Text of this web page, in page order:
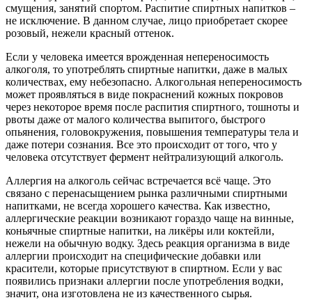
смущения, занятий спортом. Распитие спиртных напитков –
не исключение. В данном случае, лицо приобретает скорее
розовый, нежели красный оттенок.
Если у человека имеется врожденная непереносимость
алкоголя, то употреблять спиртные напитки, даже в малых
количествах, ему небезопасно. Алкогольная непереносимость
может проявляться в виде покраснений кожных покровов
через некоторое время после распития спиртного, тошноты и
рвоты даже от малого количества выпитого, быстрого
опьянения, головокружения, повышения температуры тела и
даже потери сознания. Все это происходит от того, что у
человека отсутствует фермент нейтрализующий алкоголь.
Аллергия на алкоголь сейчас встречается всё чаще. Это
связано с перенасыщением рынка различными спиртными
напитками, не всегда хорошего качества. Как известно,
аллергические реакции возникают гораздо чаще на винные,
коньячные спиртные напитки, на ликёры или коктейли,
нежели на обычную водку. Здесь реакция организма в виде
аллергии происходит на специфические добавки или
красители, которые присутствуют в спиртном. Если у вас
появились признаки аллергии после употребления водки,
значит, она изготовлена не из качественного сырья.